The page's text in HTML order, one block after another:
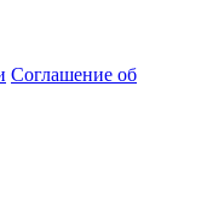
Соглашение об